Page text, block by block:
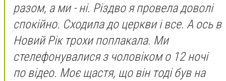
разом, а ми - ні. Різдво я провела доволі
спокійно. Сходила до церкви і все. А ось в
Новий Рік трохи поплакала. Ми
стелефонувалися з чоловіком о 12 ночі
по відео. Моє щастя, що він тоді був на